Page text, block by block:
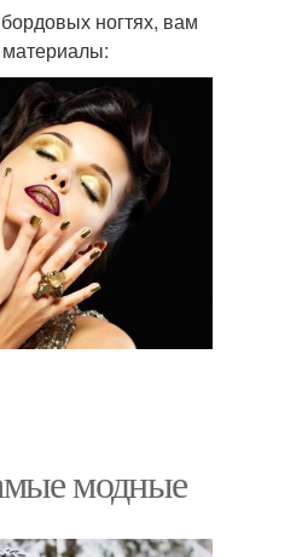
ногтях, вам
модные